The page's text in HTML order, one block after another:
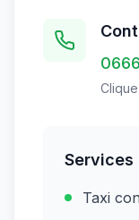
Services
Taxi